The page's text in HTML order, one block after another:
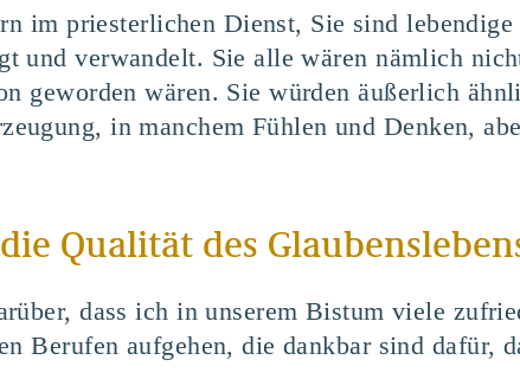
im priesterlichen Dienst, Sie sind lebendige
und verwandelt. Sie alle wären nämlich
geworden wären. Sie würden äußerlich
in manchem Fühlen und Denken,
Qualität des
dass ich in unserem Bistum viele
Berufen aufgehen, die dankbar sind dafür,